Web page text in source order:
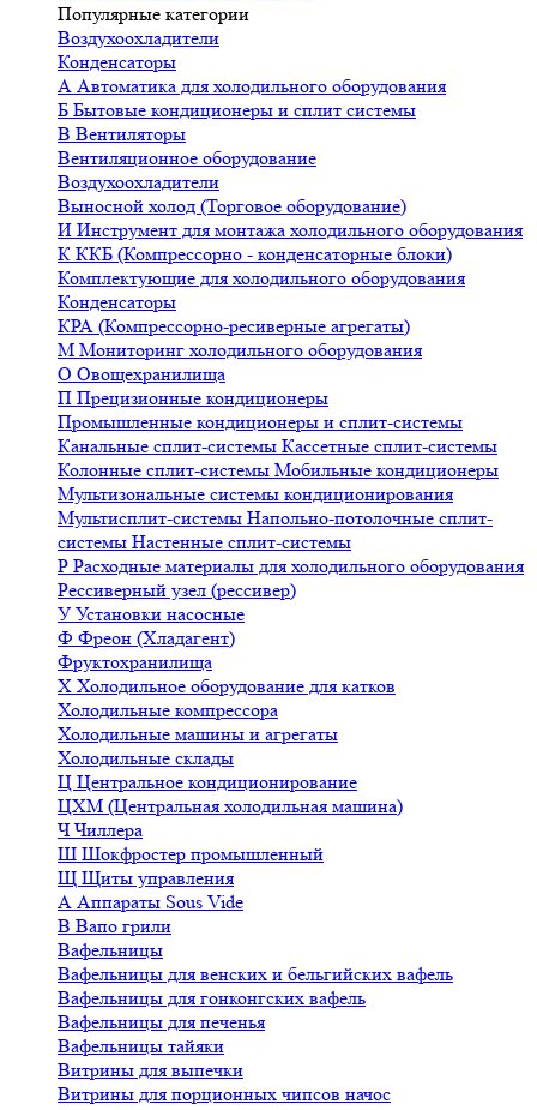
Популярные категории
Воздухоохладители
Конденсаторы
А Автоматика для холодильного оборудования
Б Бытовые кондиционеры и сплит системы
В Вентиляторы
Вентиляционное оборудование
Воздухоохладители
Выносной холод (Торговое оборудование)
И Инструмент для монтажа холодильного оборудования
К ККБ (Компрессорно - конденсаторные блоки)
Комплектующие для холодильного оборудования
Конденсаторы
КРА (Компрессорно-ресиверные агрегаты)
М Мониторинг холодильного оборудования
О Овощехранилища
П Прецизионные кондиционеры
Промышленные кондиционеры и сплит-системы
Канальные сплит-системы Кассетные сплит-системы
Колонные сплит-системы Мобильные кондиционеры
Мультизональные системы кондиционирования
Мультисплит-системы Напольно-потолочные сплит-
системы Настенные сплит-системы
Р Расходные материалы для холодильного оборудования
Рессиверный узел (рессивер)
У Установки насосные
Ф Фреон (Хладагент)
Фруктохранилища
Х Холодильное оборудование для катков
Холодильные компрессора
Холодильные машины и агрегаты
Холодильные склады
Ц Центральное кондиционирование
ЦХМ (Центральная холодильная машина)
ЧЧиллера
Ш Шокфростер промышленный
Щ Щиты управления
А Аппараты Sous Vide
В Вапо грили
Вафельницы
Вафельницы для венских и бельгийских вафель
Вафельницы для гонконгских вафель
Вафельницы для печенья
Вафельницы тайяки
Витрины для выпечки
Витрины для порционных чипсов начос